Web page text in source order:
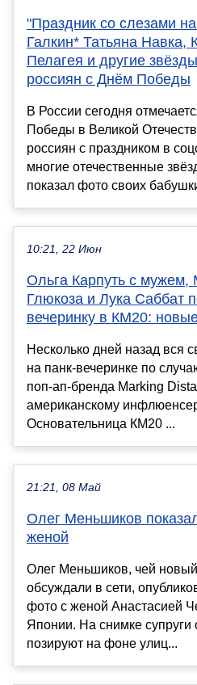
"Праздник со слезами
Галкин* Татьяна Навка,
Пелагея и другие
россиян с Днём Победы
В России сегодня
Победы в Великой
россиян с праздником в
многие отечественные
показал фото своих
10:21, 22 Июн
Ольга Карпуть с мужем,
Глюкоза и Лука Саббат
вечеринку в КМ20:
Несколько дней назад вся
на панк-вечеринке по
поп-ап-бренда Marking
американскому
Основательница КМ20 ...
21:21, 08 Май
Олег Меньшиков
женой
Олег Меньшиков, чей
обсуждали в сети,
фото с женой Анастасией
Японии. На снимке супруги
позируют на фоне улиц...